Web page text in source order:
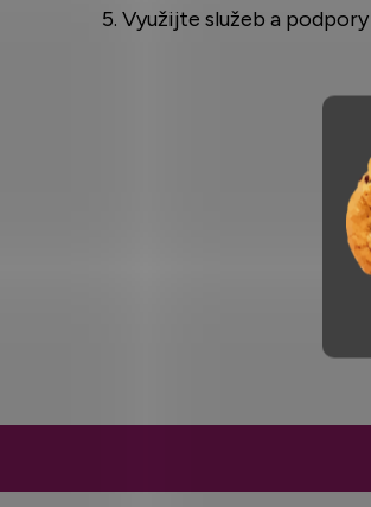
Využijte služeb a